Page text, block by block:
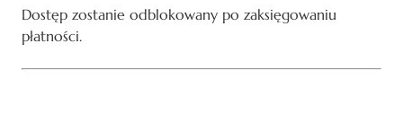
Dostęp zostanie odblokowany po zaksięgowaniu
płatności.